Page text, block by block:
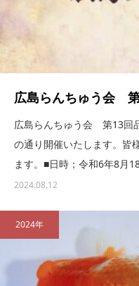
広島らんちゅう会
広島らんちゅう会 第13回
の通り開催いたします。皆
ます。■日時；令和6年8月
2024.08.12
2024年